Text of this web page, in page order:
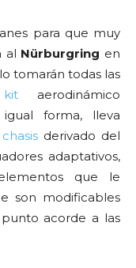
para que muy
al Nürburgring en
tomarán todas las
kit aerodinámico
forma, lleva
chasisderivado del
adaptativos,
que le
son modificables
acorde a las